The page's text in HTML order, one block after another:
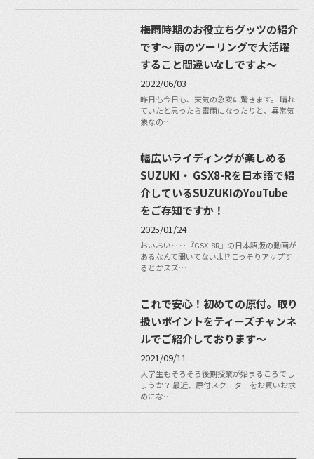
梅雨時期のお役立ちグッツの紹介
です〜 雨のツーリングで大活躍
すること間違いなしですよ〜
2022/06/03
昨日も今日も、天気の急変に驚きます。 晴れ
ていたと思ったら雷雨になったりと、異常気
象なの…
幅広いライディングが楽しめる
SUZUKI・ GSX8-Rを日本語で紹
介しているSUZUKIのYouTube
をご存知ですか！
2025/01/24
おいおい‥‥『GSX-8R』の日本語版の動画が
あるなんて聞いてないよ⁉︎ こっそりアップす
るとかスズ…
これで安心！初めての原付。取り
扱いポイントをティーズチャンネ
ルでご紹介しております〜
2021/09/11
大学生もそろそろ後期授業が始まるころでし
ょうか？ 最近、原付スクーターをお買いお求
めにな…